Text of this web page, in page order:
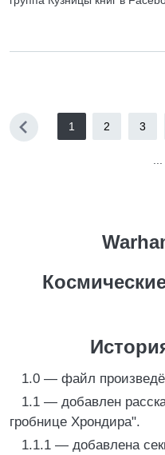
1 2 3
1.0 — файл
1.1 — добавлен
гробнице Хрондира".
1.1.1 — добавлена